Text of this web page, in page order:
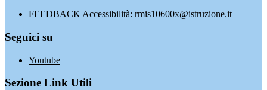
FEEDBACK Accessibilità: rmis10600x@istruzione.it
Seguici su
Youtube
Sezione Link Utili